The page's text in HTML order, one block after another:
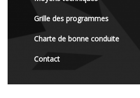
Grille des programmes
Charte de bonne conduite
Contact